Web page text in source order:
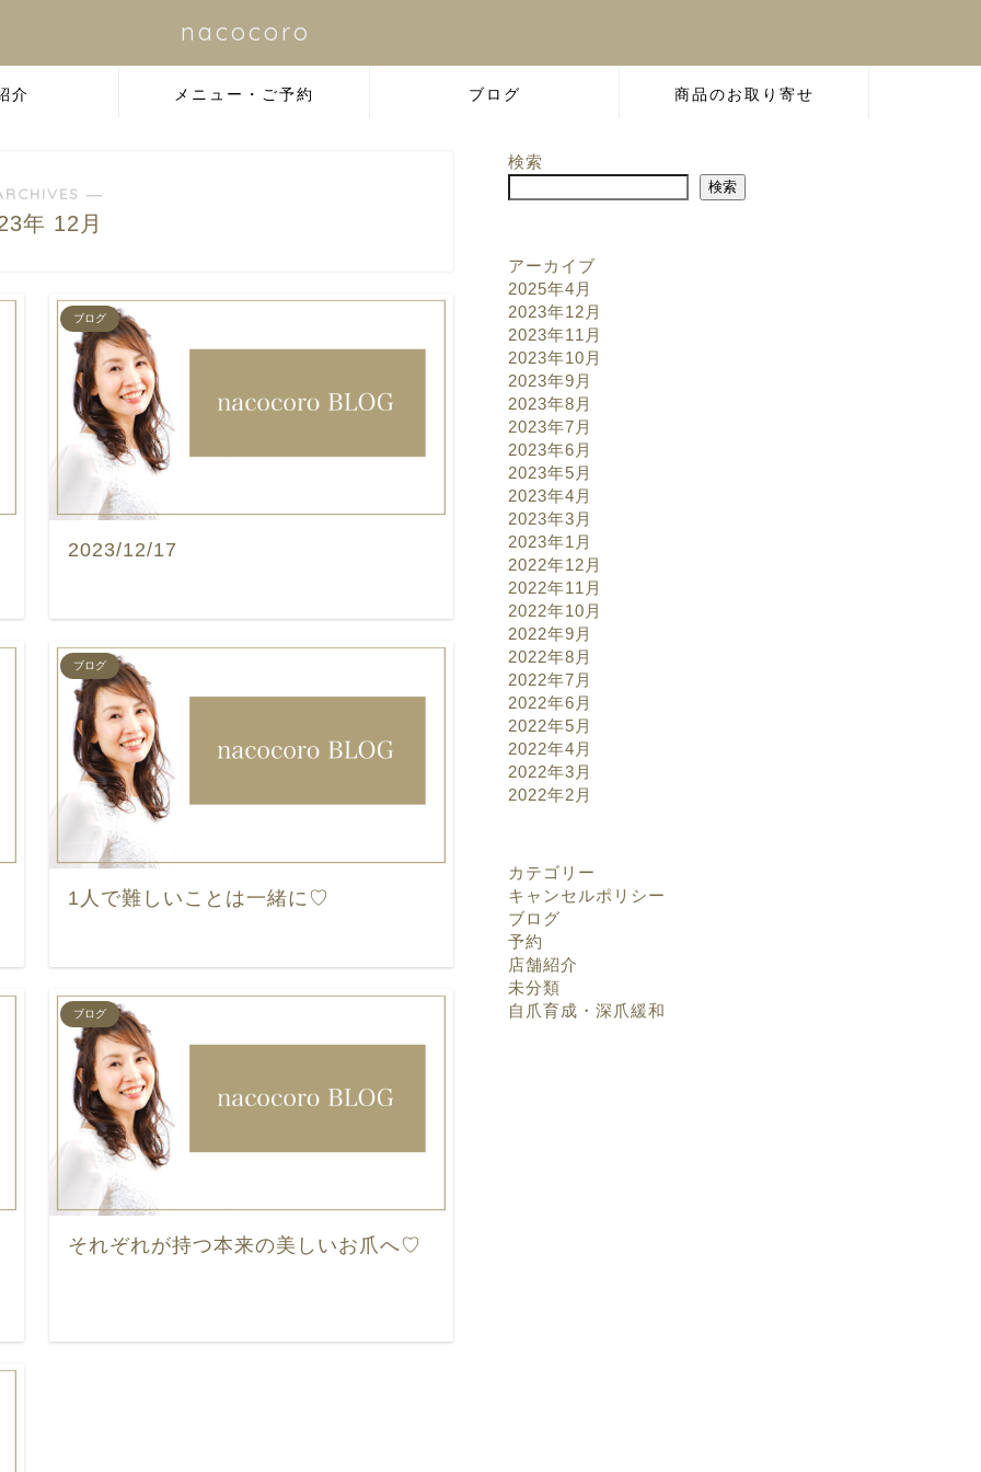
nacocoro
介 メニュー・ご予約 ブログ 商品のお取り寄せ
―
年 12月
ブログ
2023/12/17
ブログ
1人で難しいことは一緒に♡
ブログ
それぞれが持つ本来の美しいお爪へ♡
検索
検索
アーカイブ
2025年4月
2023年12月
2023年11月
2023年10月
2023年9月
2023年8月
2023年7月
2023年6月
2023年5月
2023年4月
2023年3月
2023年1月
2022年12月
2022年11月
2022年10月
2022年9月
2022年8月
2022年7月
2022年6月
2022年5月
2022年4月
2022年3月
2022年2月
カテゴリー
キャンセルポリシー
ブログ
予約
店舗紹介
未分類
自爪育成・深爪緩和